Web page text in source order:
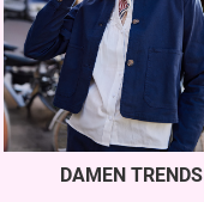
DAMEN TRENDS